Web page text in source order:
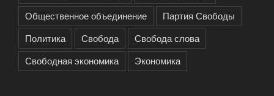
Общественное объединение
Партия Свободы
Политика
Свобода
Свобода слова
Свободная экономика
Экономика